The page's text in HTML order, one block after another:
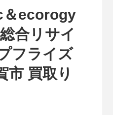
ecorogy
合リサイ
フライズ
買取り